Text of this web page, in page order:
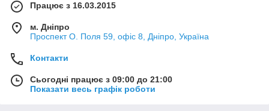
Працює з 16.03.2015
м. Дніпро
Проспект О. Поля 59, офіс 8, Дніпро, Україна
Контакти
Сьогодні працює з 09:00 до 21:00
Показати весь графік роботи